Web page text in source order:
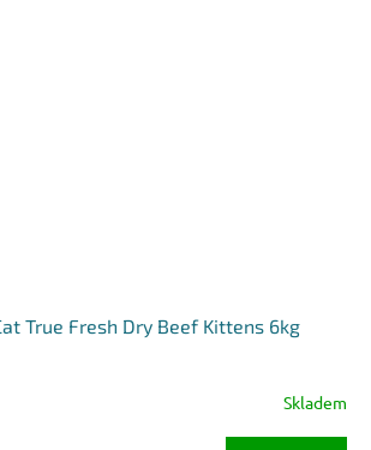
True Fresh Dry Beef Kittens 6kg
Skladem